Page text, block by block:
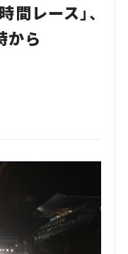
レース」、
から
ー｜Mazda Roadster